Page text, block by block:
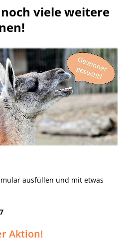
viele weitere
ausfüllen und mit etwas
Aktion!